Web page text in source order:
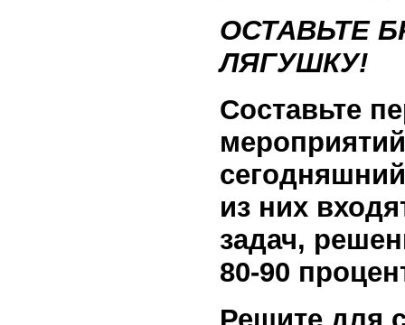
ОСТАВЬТЕ
ЛЯГУШКУ!
Составьте
из них
задач,
80-90